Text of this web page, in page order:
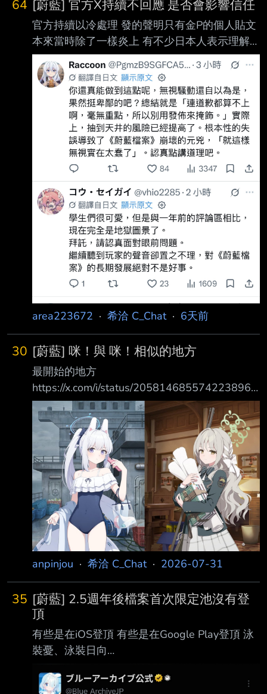
64 [蔚藍] 官方X持續不回應 是否會影響信任
官方持續以冷處理 發的聲明只有金P的個人貼文
本來當時除了一樣炎上 有不少日本人表示理解
但最近只有排程 完全不說明拿掉井的行為 開始
有日本人不諒解 https://i.imgur.com/kfNjv6T.png
https://i.imgur.com/A5JftbM.png 連結：
https://x.com/blue_archivejp/status/208338725
8111934465?s=46 再持續下去 金p說的恢復信
任真的能成真嗎 --
area223672 · 希洽 C_Chat· 6天前
30 [蔚藍] 咪！與 咪！相似的地方
最開始的地方
https://x.com/i/status/2058146855742238963
「はい、先生を襲います」 貴方は、どちらの
声で聴こえましたか？
https://i.imgur.com/H4RtYvP.jpeg 問題來了 請問
誰會說出想襲擊老師的話？ 不好說 兩邊感覺都
已經說過了.mp3 通りすがりのモブ「あの２
人、あんなに急いでどこに行くんだろ
う……？」 https://i.imgur.com/gjYFkQB.jpeg 那
兩個人 匆匆忙忙要去哪呢？ 雷普的路上唄 もう
ダメだ……おしまい
anpinjou · 希洽 C_Chat· 2026-07-31
35 [蔚藍] 2.5週年後檔案首次限定池沒有登
頂
有些是在iOS登頂 有些是在Google Play登頂 泳
裝憂、泳裝日向
亞子 https://i.imgur.com/fzwnT6Q.jpeg 泳裝沙